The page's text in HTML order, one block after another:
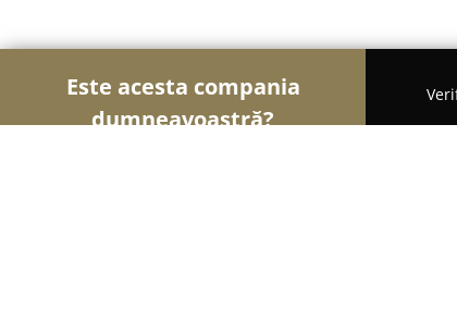
Este acesta compania
dumneavoastră?